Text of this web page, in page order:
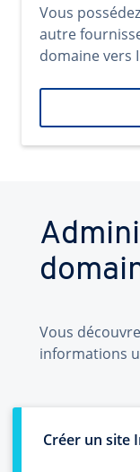
Vous
autre
domaine vers
Vous
informations
Créer un site